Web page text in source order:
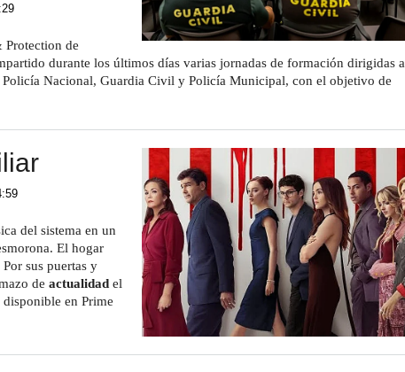
Protection de
durante los últimos días varias jornadas de formación dirigidas a
Policía Nacional, Guardia Civil y Policía Municipal, con el objetivo de
del sistema en un
El hogar
sus puertas y
de actualidad el
en Prime